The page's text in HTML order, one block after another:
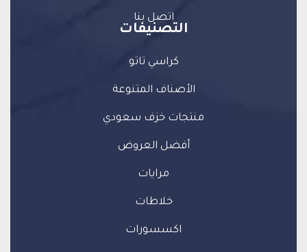
اتصل بنا
التصنيفات
كراسي تاتو
الأصناف المتنوعة
منتجات خزف سعودي
أفضل العروض
مرايات
خلاطات
اكسسورات